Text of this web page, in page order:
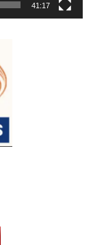
41:17